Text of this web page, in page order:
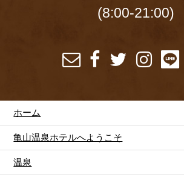
(8:00-21:00)
ホーム
亀山温泉ホテルへようこそ
温泉